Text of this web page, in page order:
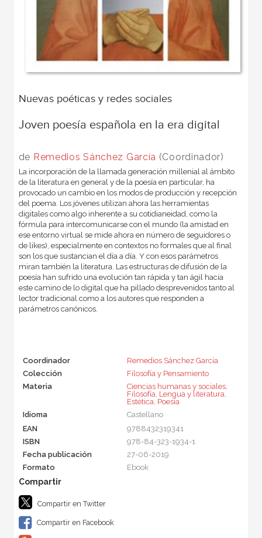
Nuevas poéticas y redes sociales
Joven poesía española en la era digital
de Remedios Sánchez García (Coordinador)
La incorporación de la llamada generación millenial al ámbito
de la literatura en general y de la poesía en particular, ha
provocado un cambio en los modos de producción y recepción
del poema. Los jóvenes utilizan ahora las herramientas
digitales como algo inherente a su cotidianeidad, como la
fórmula para intercomunicarse con el mundo (la amistad en
ese entorno virtual se mide ahora en número de seguidores o
de likes), especialmente en contextos no formales que al final
son los que sustancian el día a día. Y con esos parámetros
miran también la literatura. Las estructuras de difusión de la
poesía han sufrido una evolución tan rápida y tan ágil hacia
este camino de lo digital que ha pillado desprevenidos tanto al
lector tradicional como a los autores que responden a
parámetros canónicos.
Coordinador
Remedios Sánchez García
Colección
Filosofía y Pensamiento
Materia
Ciencias humanas y sociales,
Filosofía Lengua y literatura
Estética Poesía
Idioma
Castellano
EAN
9788432319341
ISBN
978-84-323-1934-1
Fecha publicación
27-06-2019
Formato
Ebook
Compartir en Twitter
Compartir en Facebook